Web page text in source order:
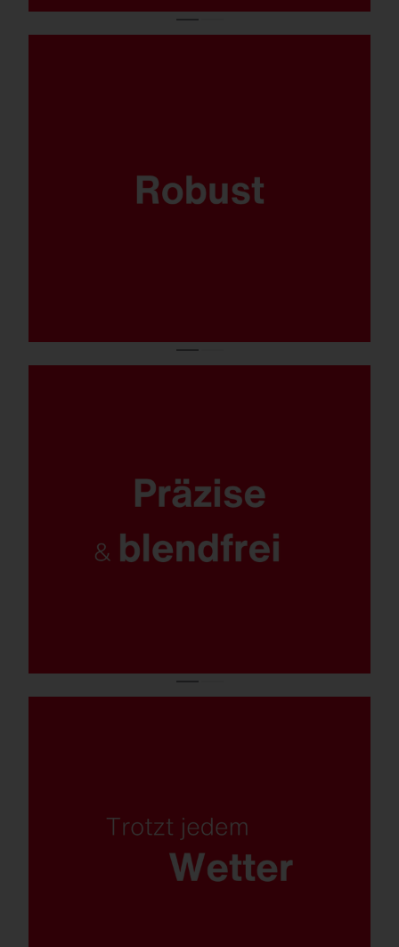
FL 21 auf Herz, Nieren und
Ballwurfsicherheit geprüft.
optimaler Schutz für Umwelt und Anwohner:
zielgerichtete, homogene und exzellent
entblendete Beleuchtung mit 0 %
Lichtimmission.
Notbetrieb: Mit Korrosionsschutzklasse C5,
Schutzart IP66 und extremer
Schneelaststabilität bleibt FL 21 auch unter
härtesten Bedingungen zuverlässig.